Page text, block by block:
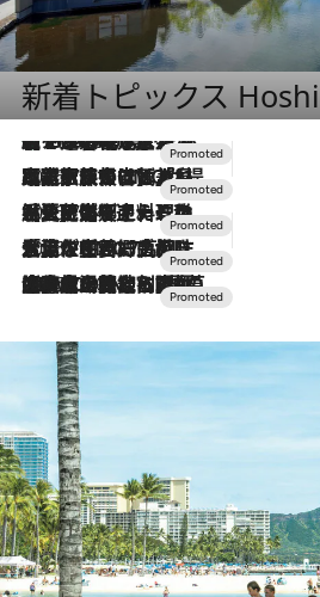
新着トピックス
2026.8.7
【トンボの足水浴】ヒノキの香りに包まれて涼感マックス！約13℃の湧水かけ流しを避暑地「星野温泉 トンボの湯」で体験
2026.7.31
【ホテル帰省】という選択肢をOMOが提案。家族とほどよい距離を保つには「昼は実家、夜は気兼ねなくホテルで！」
2026.7.24
【夏限定ディナーコース】旬を迎える稚鮎や花ズッキーニなどをイタリア・トスカーナの郷土料理の手法で満喫！
2026.7.17
「土佐和ハーブかき氷」がOMO7高知に登場！生姜、山椒、大葉など目にも舌にも涼を呼ぶ郷土の味
2026.7.10
NEW OPEN！【界 草津】名湯の地に誕生。趣の異なる2種の温泉と上州ならではの会席・蕎麦割烹など美食を味わう究極の癒やし旅